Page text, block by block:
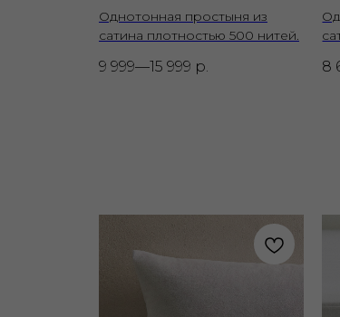
Однотонная простыня из
сатина плотностью 500 нитей.
9 999—15 999 р. 8